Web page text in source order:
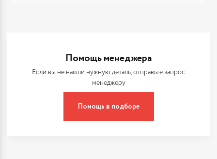
Помощь менеджера
Если вы не нашли нужную деталь, отправьте запрос
менеджеру
Помощь в подборе